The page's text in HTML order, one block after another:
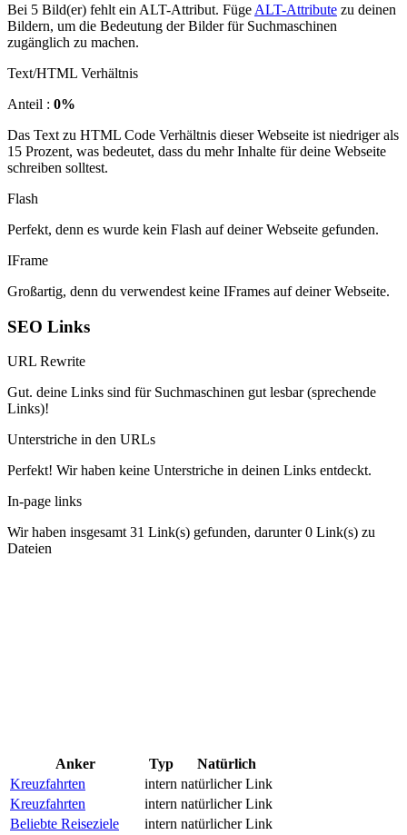
Bei 5 Bild(er) fehlt ein ALT-Attribut. Füge ALT-Attribute zu deinen
Bildern, um die Bedeutung der Bilder für Suchmaschinen
zugänglich zu machen.
Text/HTML Verhältnis
Anteil : 0%
Das Text zu HTML Code Verhältnis dieser Webseite ist niedriger als
15 Prozent, was bedeutet, dass du mehr Inhalte für deine Webseite
schreiben solltest.
Flash
Perfekt, denn es wurde kein Flash auf deiner Webseite gefunden.
IFrame
Großartig, denn du verwendest keine IFrames auf deiner Webseite.
SEO Links
URL Rewrite
Gut. deine Links sind für Suchmaschinen gut lesbar (sprechende
Links)!
Unterstriche in den URLs
Perfekt! Wir haben keine Unterstriche in deinen Links entdeckt.
In-page links
Wir haben insgesamt 31 Link(s) gefunden, darunter 0 Link(s) zu
Dateien
Anker Typ
Natürlich
Kreuzfahrten
intern natürlicher Link
Kreuzfahrten
intern natürlicher Link
Beliebte Reiseziele
intern natürlicher Link